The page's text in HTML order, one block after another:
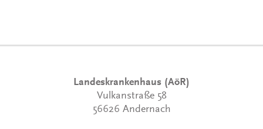
Landeskrankenhaus (AöR)
Vulkanstraße 58
56626 Andernach